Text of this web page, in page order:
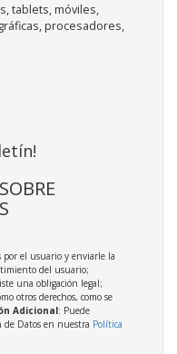
tablets, móviles,
procesadores,
por el usuario y enviarle la
del usuario;
una obligación legal;
otros derechos, como se
Adicional: Puede
de Datos en nuestra Política